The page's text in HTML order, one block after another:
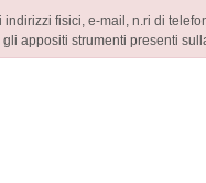
fisici, e-mail, n.ri di
appositi strumenti presenti